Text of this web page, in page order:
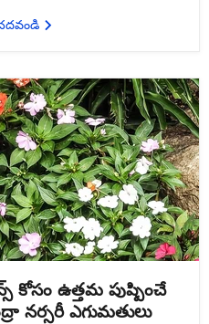
కోసం ఉత్తమ పుష్పించే
నర్సరీ ఎగుమతులు